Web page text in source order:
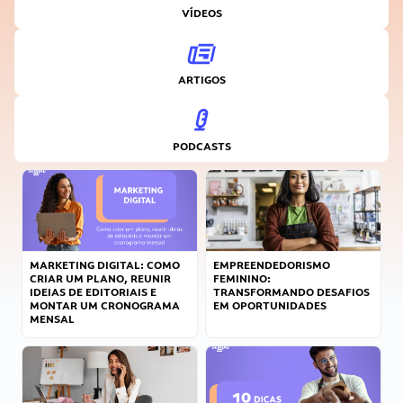
VÍDEOS
ARTIGOS
PODCASTS
MARKETING DIGITAL: COMO
CRIAR UM PLANO, REUNIR
IDEIAS DE EDITORIAIS E
MONTAR UM CRONOGRAMA
MENSAL
EMPREENDEDORISMO
FEMININO:
TRANSFORMANDO DESAFIOS
EM OPORTUNIDADES